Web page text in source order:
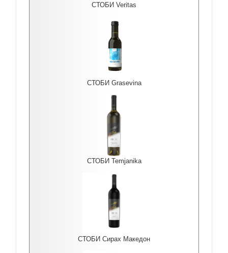
СТОБИ Veritas
СТОБИ Grasevina
СТОБИ Temjanika
СТОБИ Сирах Македон